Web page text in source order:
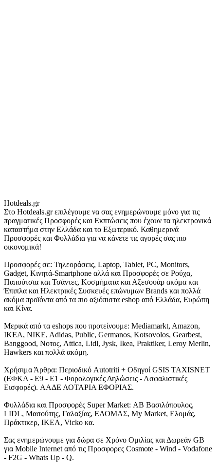
Hotdeals.gr
Στο Hotdeals.gr επιλέγουμε να σας ενημερώνουμε μόνο για τις
πραγματικές Προσφορές και Εκπτώσεις που έχουν τα ηλεκτρονικά
καταστήμα στην Ελλάδα και το Εξωτερικό. Καθημερινά
Προσφορές και Φυλλάδια για να κάνετε τις αγορές σας πιο
οικονομικά!
Προσφορές σε: Τηλεοράσεις, Laptop, Tablet, PC, Monitors,
Gadget, Κινητά-Smartphone αλλά και Προσφορές σε Ρούχα,
Παπούτσια και Τσάντες, Κοσμήματα και Αξεσουάρ ακόμα και
Έπιπλα και Ηλεκτρικές Συσκευές επώνυμων Brands και πολλά
ακόμα προϊόντα από τα πιο αξιόπιστα eshop από Ελλάδα, Ευρώπη
και Κίνα.
Μερικά από τα eshops που προτείνουμε: Mediamarkt, Amazon,
IKEA, NIKE, Adidas, Public, Germanos, Kotsovolos, Gearbest,
Banggood, Νοτος, Attica, Lidl, Jysk, Ikea, Praktiker, Leroy Merlin,
Hawkers και πολλά ακόμη.
Χρήσιμα Άρθρα: Περιοδικό Autotriti + Οδηγοί GSIS TAXISNET
(ΕΦΚΑ - Ε9 - Ε1 - Φορολογικές Δηλώσεις - Ασφαλιστικές
Εισφορές). ΑΑΔΕ ΛΟΤΑΡΙΑ ΕΦΟΡΙΑΣ.
Φυλλάδια και Προσφορές Super Market: ΑΒ Βασιλόπουλος,
LIDL, Μασούτης, Γαλαξίας, ΕΛΟΜΑΣ, My Market, Ελομάς,
Πράκτικερ, ΙΚΕΑ, Vicko κα.
Σας ενημερώνουμε για δώρα σε Χρόνο Ομιλίας και Δωρεάν GB
για Mobile Internet από τις Προσφορες Cosmote - Wind - Vodafone
- F2G - Whats Up - Q.